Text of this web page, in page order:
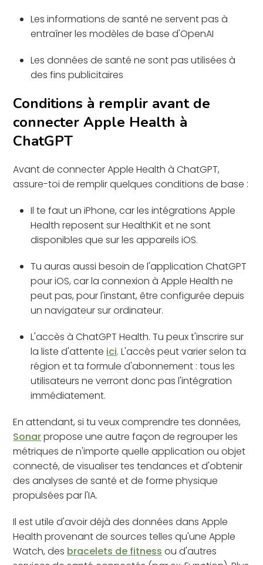
Les informations de santé ne servent pas à
entraîner les modèles de base d'OpenAI
Les données de santé ne sont pas utilisées à
des fins publicitaires
Conditions à remplir avant de
connecter Apple Health à
ChatGPT
Avant de connecter Apple Health à ChatGPT,
assure-toi de remplir quelques conditions de base :
Il te faut un iPhone, car les intégrations Apple
Health reposent sur HealthKit et ne sont
disponibles que sur les appareils iOS.
Tu auras aussi besoin de l'application ChatGPT
pour iOS, car la connexion à Apple Health ne
peut pas, pour l'instant, être configurée depuis
un navigateur sur ordinateur.
L'accès à ChatGPT Health. Tu peux t'inscrire sur
la liste d'attente ici. L'accès peut varier selon ta
région et ta formule d'abonnement : tous les
utilisateurs ne verront donc pas l'intégration
immédiatement.
En attendant, si tu veux comprendre tes données,
Sonarpropose une autre façon de regrouper les
métriques de n'importe quelle application ou objet
connecté, de visualiser tes tendances et d'obtenir
des analyses de santé et de forme physique
propulsées par l'IA.
Il est utile d'avoir déjà des données dans Apple
Health provenant de sources telles qu'une Apple
Watch, des bracelets de fitness ou d'autres